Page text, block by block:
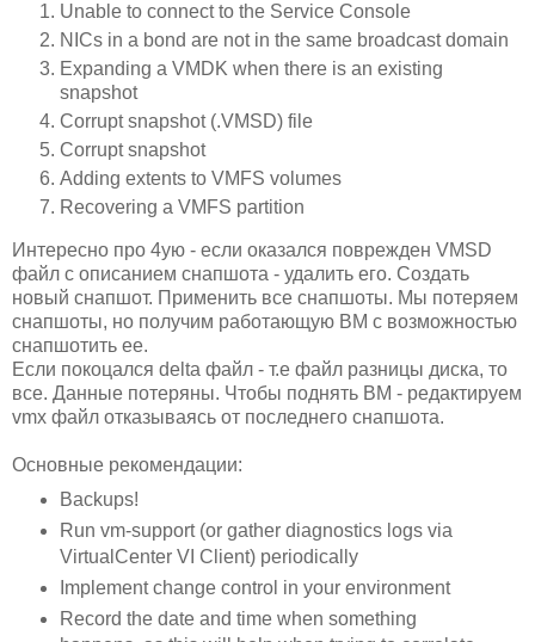
Unable to connect to the Service Console
NICs in a bond are not in the same broadcast domain
Expanding a VMDK when there is an existing
snapshot
Corrupt snapshot (.VMSD) file
Corrupt snapshot
Adding extents to VMFS volumes
Recovering a VMFS partition
Интересно про 4ую - если оказался поврежден VMSD
файл с описанием снапшота - удалить его. Создать
новый снапшот. Применить все снапшоты. Мы потеряем
снапшоты, но получим работающую ВМ с возможностью
снапшотить ее.
Если покоцался delta файл - т.е файл разницы диска, то
все. Данные потеряны. Чтобы поднять ВМ - редактируем
vmx файл отказываясь от последнего снапшота.
Основные рекомендации:
Backups!
Run vm-support (or gather diagnostics logs via
VirtualCenter VI Client) periodically
Implement change control in your environment
Record the date and time when something